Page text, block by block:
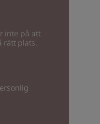
inte på att
rätt plats.